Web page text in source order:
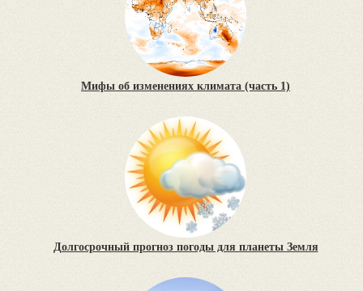
Мифы об изменениях климата (часть 1)
Долгосрочный прогноз погоды для планеты Земля